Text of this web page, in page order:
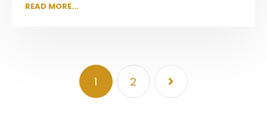
READ MORE...
1 2